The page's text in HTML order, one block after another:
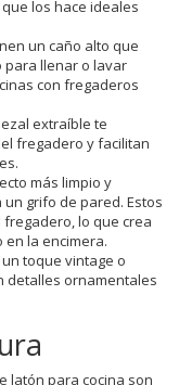
los hace ideales
un caño alto que
para llenar o lavar
con fregaderos
extraíble te
fregadero y facilitan
más limpio y
grifo de pared. Estos
lo que crea
la encimera.
un toque vintage o
detalles ornamentales
latón para cocina son